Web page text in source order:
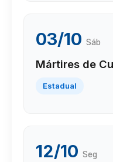
03/10 Sáb
Mártires de
Estadual
12/10 Seg